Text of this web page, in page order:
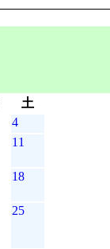
土
4
11
18
25